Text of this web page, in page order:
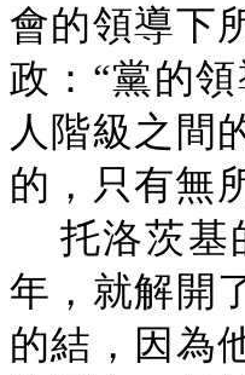
會的領導下
政：“黨的
人階級之間
的，只有無
托洛茨基
年，就解開
的結，因為